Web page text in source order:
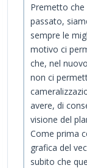
Premetto che
passato,
sempre le
motivo ci
che, nel
non ci
avere, di
visione del
Come prima
grafica del
subito che